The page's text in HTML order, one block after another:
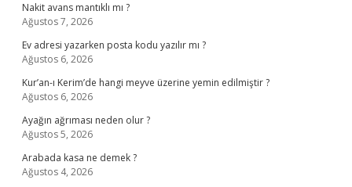
Nakit avans mantıklı mı ?
Ağustos 7, 2026
Ev adresi yazarken posta kodu yazılır mı ?
Ağustos 6, 2026
Kur’an-ı Kerim’de hangi meyve üzerine yemin edilmiştir ?
Ağustos 6, 2026
Ayağın ağrıması neden olur ?
Ağustos 5, 2026
Arabada kasa ne demek ?
Ağustos 4, 2026